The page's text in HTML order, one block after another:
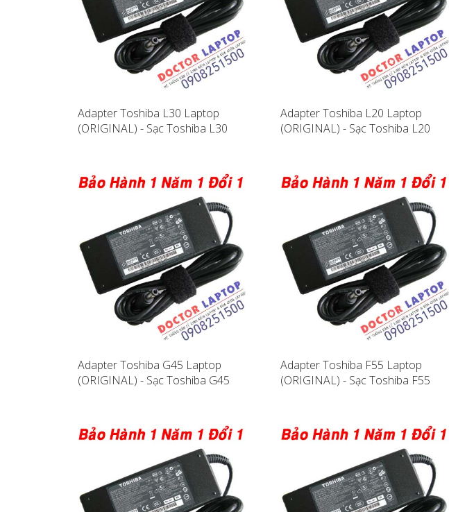
Adapter Toshiba L30 Laptop
(ORIGINAL) - Sạc Toshiba L30
Adapter Toshiba L20 Laptop
(ORIGINAL) - Sạc Toshiba L20
Adapter Toshiba G45 Laptop
(ORIGINAL) - Sạc Toshiba G45
Adapter Toshiba F55 Laptop
(ORIGINAL) - Sạc Toshiba F55